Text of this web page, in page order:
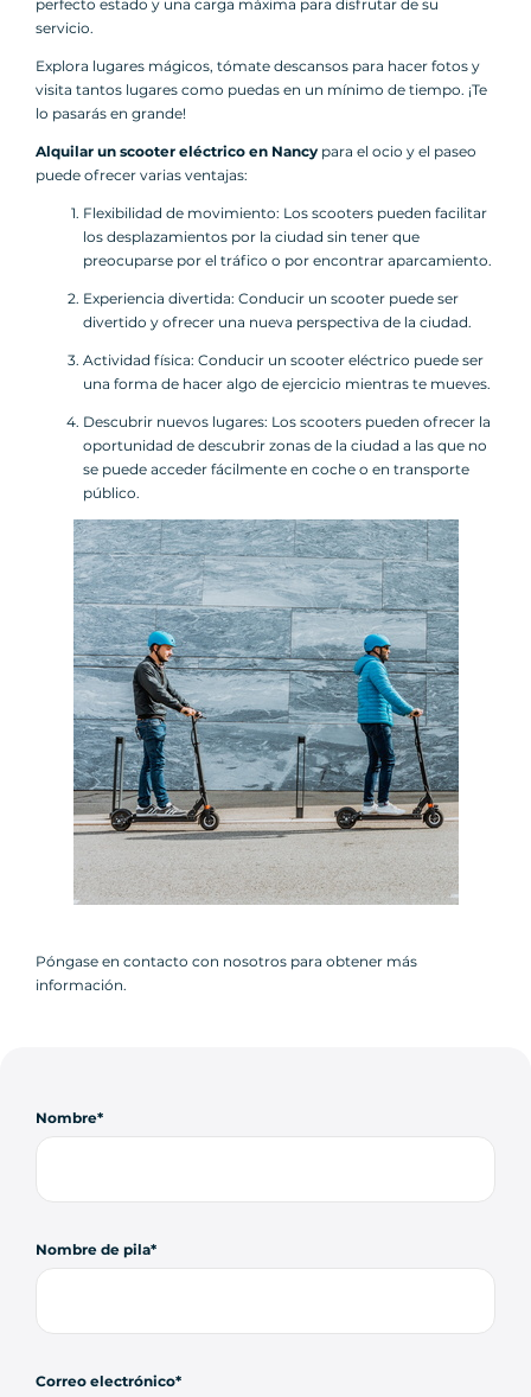
perfecto estado y una carga máxima para disfrutar de su
servicio.
Explora lugares mágicos, tómate descansos para hacer fotos y
visita tantos lugares como puedas en un mínimo de tiempo. ¡Te
lo pasarás en grande!
Alquilar un scooter eléctrico en Nancy para el ocio y el paseo
puede ofrecer varias ventajas:
Flexibilidad de movimiento: Los scooters pueden facilitar
los desplazamientos por la ciudad sin tener que
preocuparse por el tráfico o por encontrar aparcamiento.
Experiencia divertida: Conducir un scooter puede ser
divertido y ofrecer una nueva perspectiva de la ciudad.
Actividad física: Conducir un scooter eléctrico puede ser
una forma de hacer algo de ejercicio mientras te mueves.
Descubrir nuevos lugares: Los scooters pueden ofrecer la
oportunidad de descubrir zonas de la ciudad a las que no
se puede acceder fácilmente en coche o en transporte
público.
Póngase en contacto con nosotros para obtener más
información.
Nombre
Nombre de pila
Correo electrónico